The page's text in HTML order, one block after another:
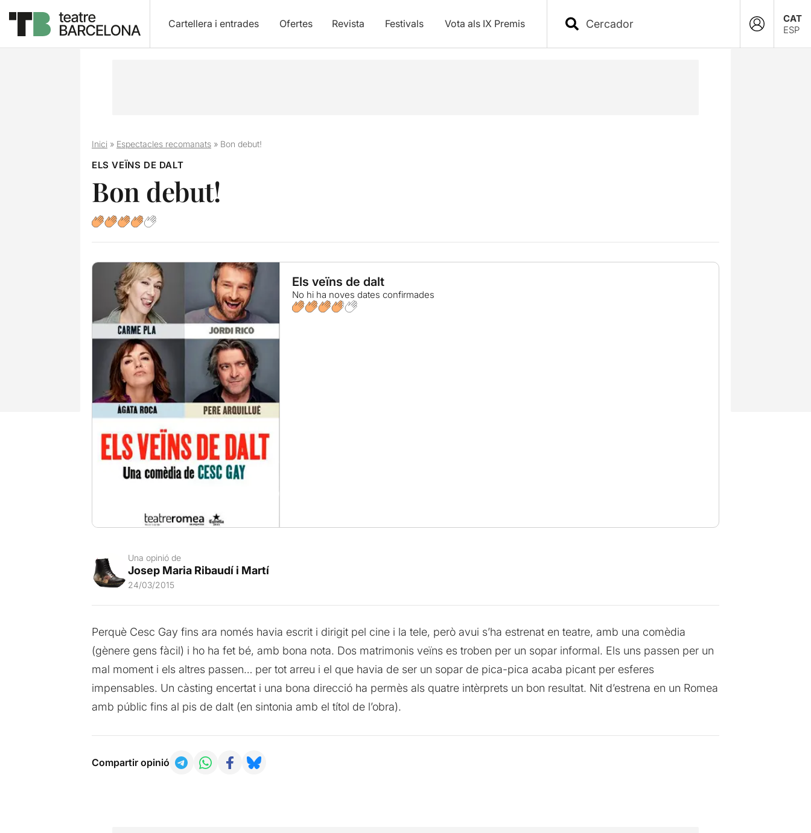
Cartellera i entrades Ofertes Revista Festivals Vota als IX Premis
CAT
ESP
Inici» Espectacles recomanats» Bon debut!
ELS VEÏNS DE DALT
Bon debut!
Els veïns de dalt
No hi ha noves dates confirmades
Una opinió de
Josep Maria Ribaudí i Martí
24/03/2015
Perquè Cesc Gay fins ara només havia escrit i dirigit pel cine i la tele, però avui s’ha estrenat en teatre, amb una comèdia
(gènere gens fàcil) i ho ha fet bé, amb bona nota. Dos matrimonis veïns es troben per un sopar informal. Els uns passen per un
mal moment i els altres passen… per tot arreu i el que havia de ser un sopar de pica-pica acaba picant per esferes
impensables. Un càsting encertat i una bona direcció ha permès als quatre intèrprets un bon resultat. Nit d’estrena en un Romea
amb públic fins al pis de dalt (en sintonia amb el títol de l’obra).
Compartir opinió